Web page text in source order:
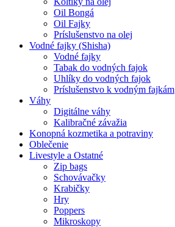
Oil Bongá
Oil Fajky
Príslušenstvo na olej
Vodné fajky (Shisha)
Vodné fajky
Tabak do vodných fajok
Uhlíky do vodných fajok
Príslušenstvo k vodným fajkám
Váhy
Digitálne váhy
Kalibračné závažia
Konopná kozmetika a potraviny
Oblečenie
Livestyle a Ostatné
Zip bags
Schovávačky
Krabičky
Hry
Poppers
Mikroskopy